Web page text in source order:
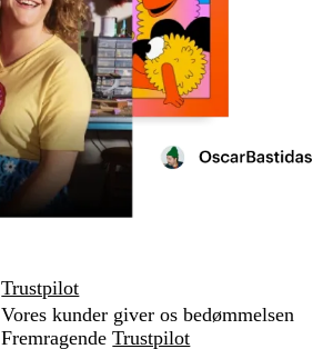
Trustpilot
Vores kunder giver os bedømmelsen
FremragendeTrustpilot